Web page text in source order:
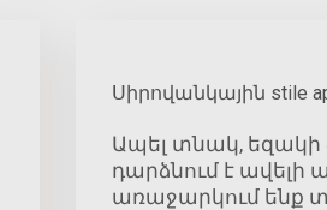
Սիրովանկային stile
Ապել տնակ, եզակի
դարձնում է
առաջարկում ենք